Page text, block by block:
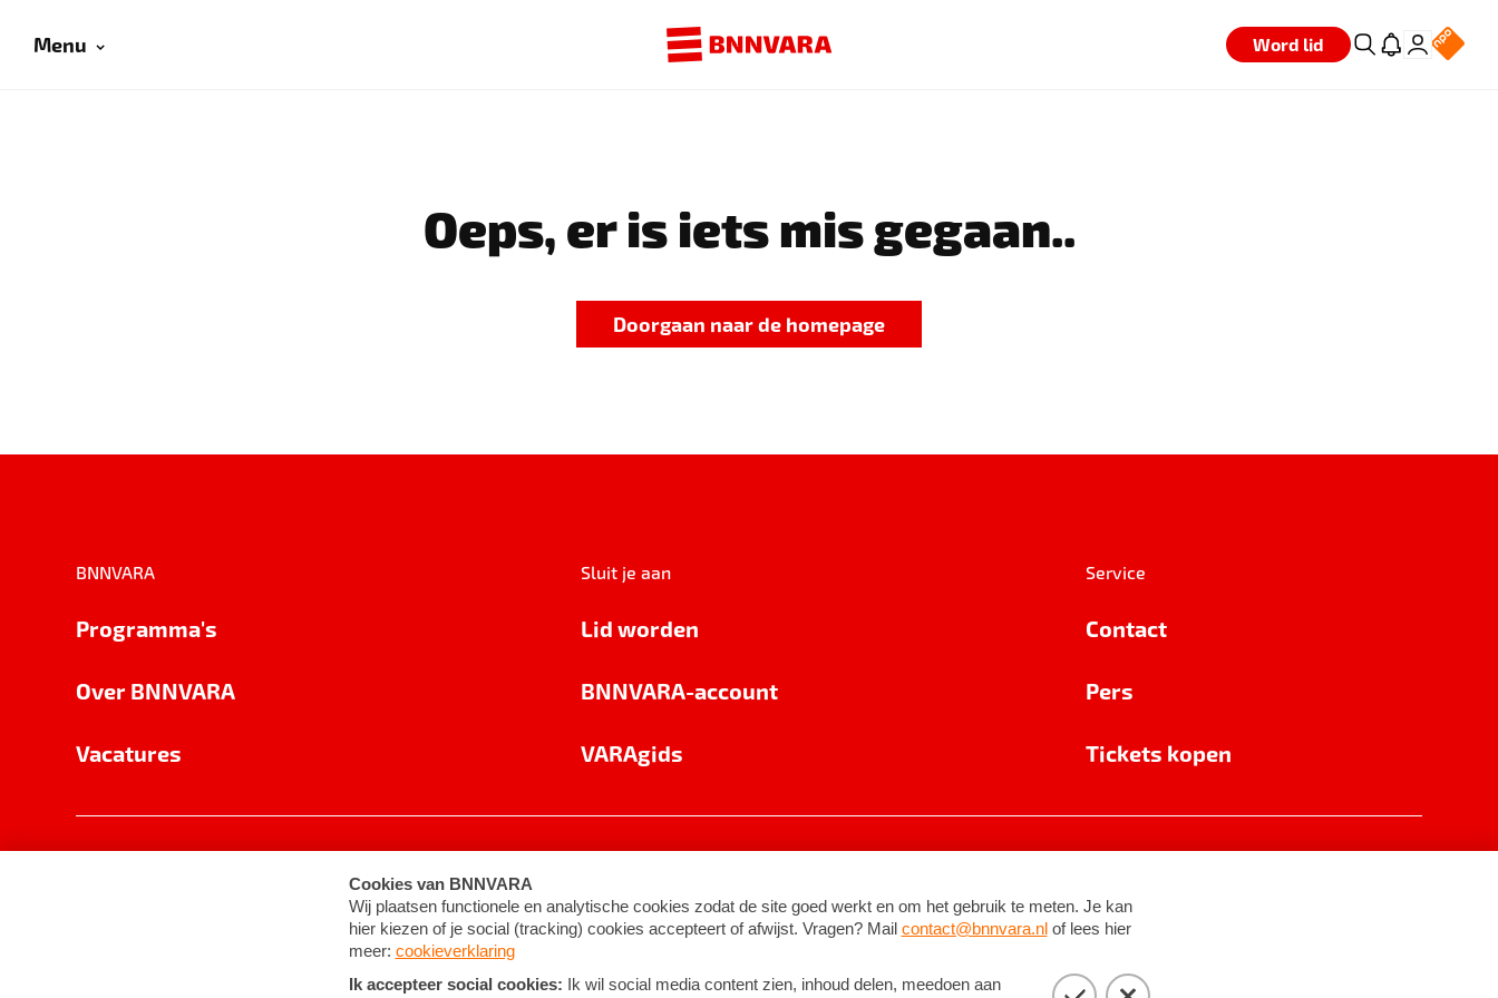
Menu Word lid
Oeps, er is iets mis gegaan..
Doorgaan naar de homepage
BNNVARA
Programma's
Over BNNVARA
Vacatures
Sluit je aan
Lid worden
BNNVARA-account
VARAgids
Service
Contact
Pers
Tickets kopen
Cookie-instellingen Algemene voorwaarden ©2026BNNVARA